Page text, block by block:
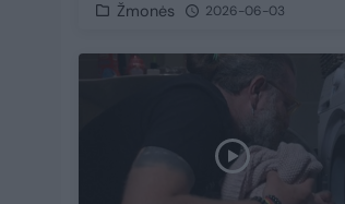
Žmonės 2026-06-03